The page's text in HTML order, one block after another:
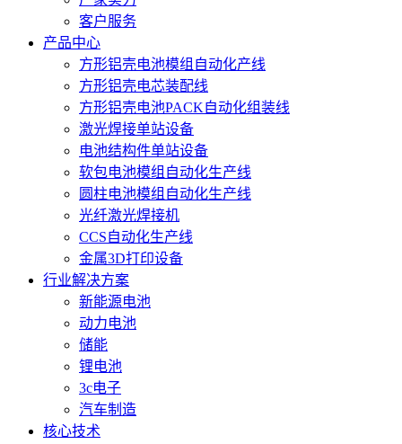
客户服务
产品中心
方形铝壳电池模组自动化产线
方形铝壳电芯装配线
方形铝壳电池PACK自动化组装线
激光焊接单站设备
电池结构件单站设备
软包电池模组自动化生产线
圆柱电池模组自动化生产线
光纤激光焊接机
CCS自动化生产线
金属3D打印设备
行业解决方案
新能源电池
动力电池
储能
锂电池
3c电子
汽车制造
核心技术